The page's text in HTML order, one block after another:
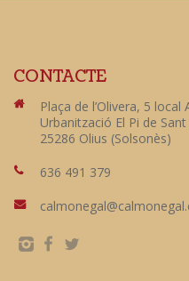
CONTACTE
Plaça de l’Olivera, 5 local
Urbanització El Pi de Sant
25286 Olius (Solsonès)
636 491 379